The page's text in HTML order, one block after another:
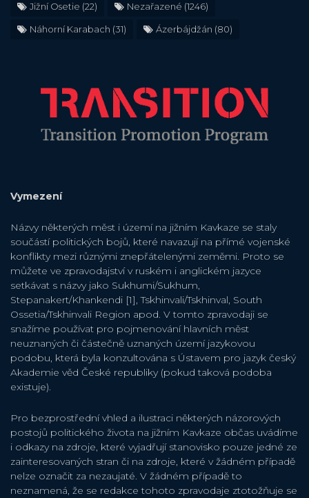
Jižní Osetie (22) Nezařazené (1246)
Náhorní Karabach (31) Ázerbájdžán (80)
Vymezení
Názvy některých měst i území na jižním Kavkaze se staly
součástí politických bojů, které navazují na přímé vojenské
konflikty mezi různými znepřátelenými zeměmi. Proto se
můžete ve zpravodajství v ruském i anglickém jazyce
setkávat s názvy jako Sukhumi/Sukhum,
Stepanakert/Khankendi [1], Tskhinvali/Tskhinval, South
Ossetia/Tskhinvali Region apod. V tomto zpravodaji se
snažíme používat pro pojmenování hlavních měst
neuznaných či částečně uznaných území jazykovou
podobu, která byla konzultována s Ústavem pro jazyk český
Akademie věd České republiky (pokud taková podoba
existuje).
Pro bezprostřední vhled a ilustraci některých názorových
postojů politického života na jižním Kavkaze občas uvádíme
i odkazy na zdroje, které vyjadřují stanovisko pouze jedné ze
zainteresovaných stran či na zdroje, které v žádném případě
nelze označit za nezaujaté. V žádném případě to
neznamená, že se redakce tohoto zpravodaje ztotožňuje se